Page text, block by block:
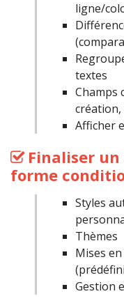
ligne/
textes
Champs
Afficher
Finaliser un
forme
Styles
Thèmes
Mises
Gestion